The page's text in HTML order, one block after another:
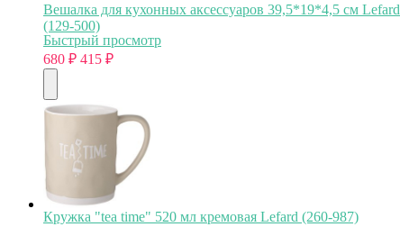
Вешалка для кухонных аксессуаров 39,5*19*4,5 см Lefard
(129-500)
Быстрый просмотр
680 ₽ 415 ₽
Кружка "tea time" 520 мл кремовая Lefard (260-987)